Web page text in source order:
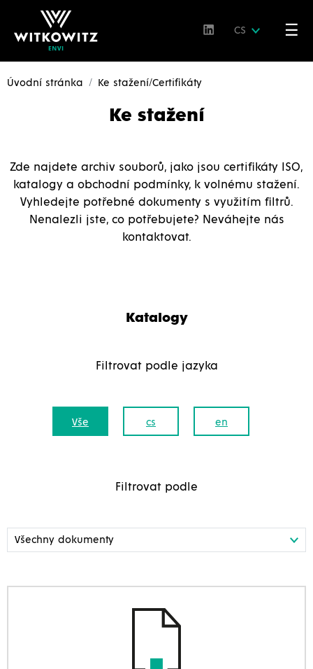
CS ☰
Úvodní stránka Ke stažení/Certifikáty
Ke stažení
Zde najdete archiv souborů, jako jsou certifikáty ISO,
katalogy a obchodní podmínky, k volnému stažení.
Vyhledejte potřebné dokumenty s využitím filtrů.
Nenalezli jste, co potřebujete? Neváhejte nás
kontaktovat.
Katalogy
Filtrovat podle jazyka
Vše cs en
Filtrovat podle